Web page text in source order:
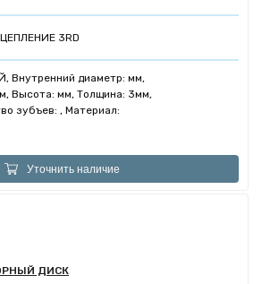
3RD
Внутренний диаметр: мм,
Высота: мм, Толщина: 3мм,
зубъев: , Материал:
Уточнить наличие
ДИСК